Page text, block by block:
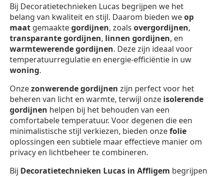
Bij Decoratietechnieken Lucas begrijpen we het
belang van kwaliteit en stijl. Daarom bieden weop
maat gemaaktegordijnen, zoals overgordijnen,
transparante gordijnen, linnen gordijnen, en
warmtewerende gordijnen. Deze zijn ideaal voor
temperatuurregulatie en energie-efficiëntie in uw
woning.
Onzezonwerende gordijnen zijn perfect voor het
beheren van licht en warmte, terwijl onze isolerende
gordijnen helpen bij het behouden van een
comfortabele temperatuur. Voor degenen die een
minimalistische stijl verkiezen, bieden onzefolie
oplossingen een subtiele maar effectieve manier om
privacy en lichtbeheer te combineren.
Bij Decoratietechnieken Lucas in Affligem begrijpen